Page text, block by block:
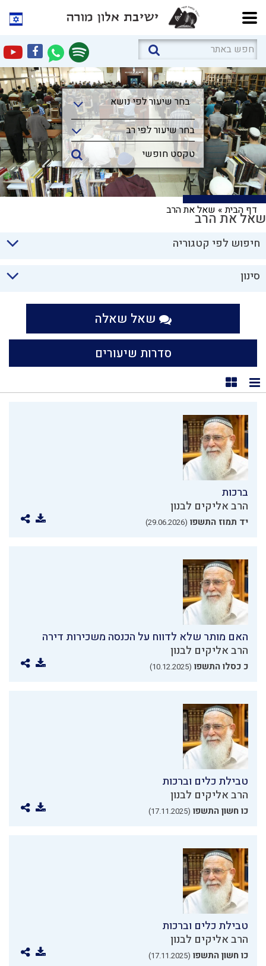
בחר שיעור לפי נושא
בחר שיעור לפי נושא
בחר שיעור לפי רב
דף הבית» שאל את הרבשאל את הרב
חיפוש לפי קטגוריה
סינון
שאל שאלה
סדרות שיעורים
תצוגת רשימה
תצוגת קוביות
ברכות
הרב אליקים לבנון
יד תמוז התשפו (29.06.2026)
האם מותר שלא לדווח על הכנסה משכירות דירה
הרב אליקים לבנון
כ כסלו התשפו (10.12.2025)
טבילת כלים וברכות
הרב אליקים לבנון
כו חשון התשפו (17.11.2025)
טבילת כלים וברכות
הרב אליקים לבנון
כו חשון התשפו (17.11.2025)